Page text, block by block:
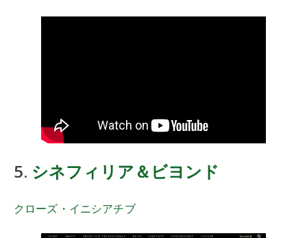
5. シネフィリア＆ビヨンド
クローズ・イニシアチブ